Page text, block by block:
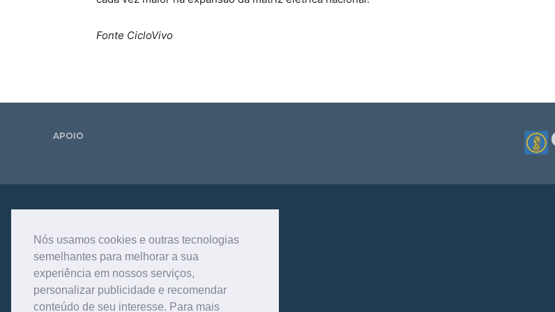
Nós usamos cookies e outras tecnologias
semelhantes para melhorar a sua
experiência em nossos serviços,
personalizar publicidade e recomendar
conteúdo de seu interesse. Para mais
Fonte CicloVivo
APOIO